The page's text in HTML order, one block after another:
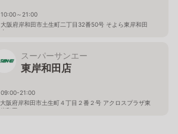
10:00～21:00
大阪府岸和田市土生町二丁目32番50号 そよら東岸和田
内
スーパーサンエー
東岸和田店
09:00-21:00
大阪府岸和田市土生町４丁目２番２号 アクロスプラザ東
岸和田